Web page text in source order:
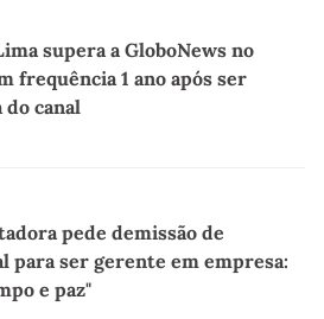
supera a GloboNews no
frequência 1 ano após ser
canal
pede demissão de
para ser gerente em empresa:
e paz"